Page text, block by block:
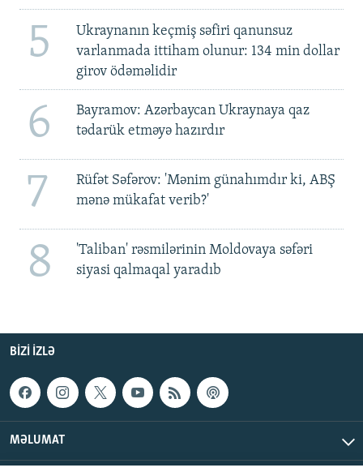
5
Ukraynanın keçmiş səfiri qanunsuz
varlanmada ittiham olunur: 134 min dollar
girov ödəməlidir
6
Bayramov: Azərbaycan Ukraynaya qaz
tədarük etməyə hazırdır
7
Rüfət Səfərov: 'Mənim günahımdır ki, ABŞ
mənə mükafat verib?'
8
'Taliban' rəsmilərinin Moldovaya səfəri
siyasi qalmaqal yaradıb
BIZI IZLƏ
MƏLUMAT